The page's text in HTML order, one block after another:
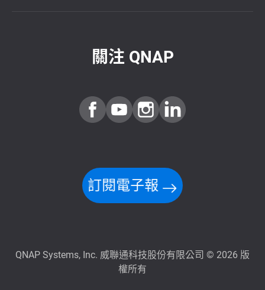
關注 QNAP
訂閱電子報
QNAP Systems, Inc. 威聯通科技股份有限公司 © 2026 版
權所有